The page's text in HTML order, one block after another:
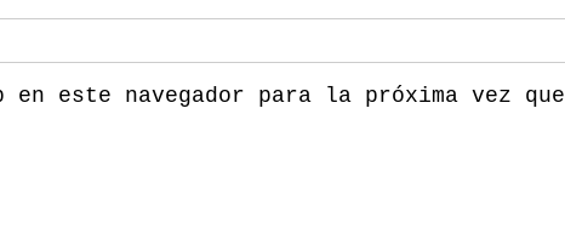
este navegador para la próxima vez que